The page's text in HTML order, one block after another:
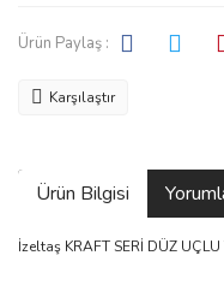
Ürün Paylaş :
Karşılaştır
Ürün Bilgisi
İzeltaş KRAFT SERİ DÜZ